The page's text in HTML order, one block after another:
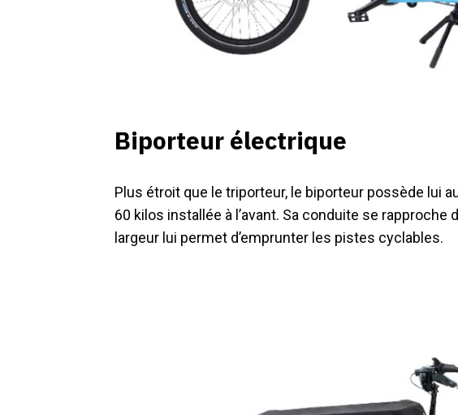
Biporteur électrique
Plus étroit que le triporteur, le biporteur possède lui
60 kilos installée à l’avant. Sa conduite se rapproche
largeur lui permet d’emprunter les pistes cyclables.